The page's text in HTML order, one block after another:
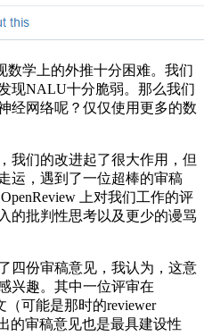
学上的外推十分困难。我们
现NALU十分脆弱。那么我们
经网络呢？仅仅使用更多的数
们的改进起了很大作用，但
运，遇到了一位超棒的审稿
上对我们工作的评
的批判性思考以及更少的谩骂
份审稿意见，我认为，这意
兴趣。其中一位评审在
（可能是那时的reviewer
的审稿意见也是最具建设性